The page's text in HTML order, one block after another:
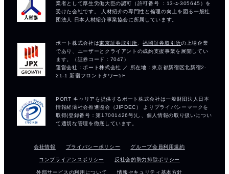
会社情報 プライバシーポリシー グループ会員利用規約
コンプライアンスポリシー 反社会的勢力排除ポリシー
外部サービスの利用について 情報セキュリティ基本方針